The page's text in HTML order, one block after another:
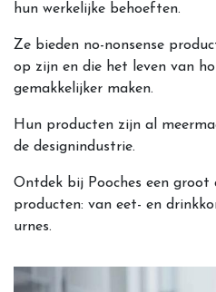
hun werkelijke behoeften.
Ze bieden no-nonsense
op zijn en die het leven van
gemakkelijker maken.
Hun producten zijn al
de designindustrie.
Ontdek bij Pooches een groot
producten: van eet- en
urnes.